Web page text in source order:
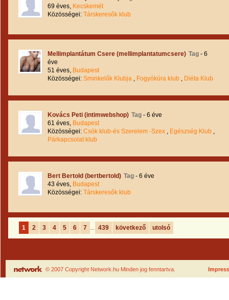
69 éves, Kecskemét
Közösségei: Társkeresők klub
Mellimplantátum Csere (mellimplantatumcsere) Tag - 6
éve
51 éves, Budapest
Közösségei: Sminkelők Klubja , Fogyókúra klub , Diéta Klub
Kovács Peti (intimwebshop) Tag - 6 éve
61 éves, Budapest
Közösségei: Csók klub-és Szerelem -Szex , Egészség Klub ,
Párkapcsolat klub
Bert Bertold (bertbertold) Tag - 6 éve
43 éves, Budapest
Közösségei: Társkeresők klub
1 2 3 4 5 6 7 ... 439 következő utolsó
© 2007 Copyright Network.hu Minden jog fenntartva.